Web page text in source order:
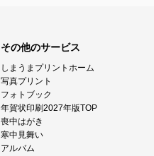
その他のサービス
しまうまプリントホーム
写真プリント
フォトブック
年賀状印刷2027年版TOP
喪中はがき
寒中見舞い
アルバム